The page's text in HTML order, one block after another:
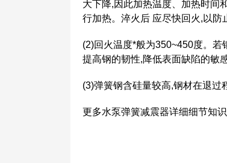
大下降,因此加热温度、加热时间
行加热。淬火后 应尽快回火,以防
(2)回火温度*般为350~450度。若
提高钢的韧性,降低表面缺陷的敏感
(3)弹簧钢含硅量较高,钢材在退过
更多水泵弹簧减震器详细细节知